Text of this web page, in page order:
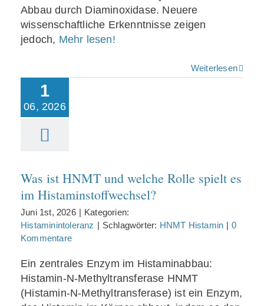
Abbau durch Diaminoxidase. Neuere
wissenschaftliche Erkenntnisse zeigen
jedoch, Mehr lesen!
Weiterlesen
1
06, 2026
Was ist HNMT und welche Rolle spielt es
im Histaminstoffwechsel?
Juni 1st, 2026 | Kategorien:
Histaminintoleranz | Schlagwörter: HNMT Histamin | 0
Kommentare
Ein zentrales Enzym im Histaminabbau:
Histamin-N-Methyltransferase HNMT
(Histamin-N-Methyltransferase) ist ein Enzym,